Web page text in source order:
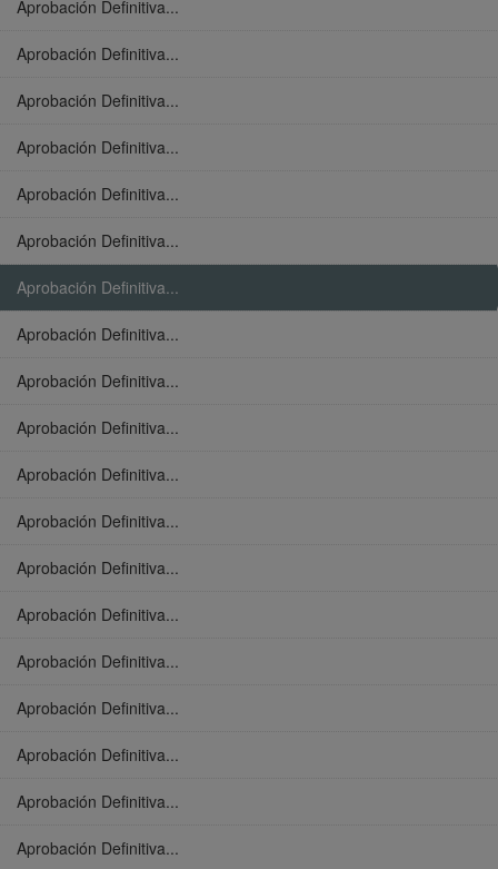
Aprobación Definitiva...
Aprobación Definitiva...
Aprobación Definitiva...
Aprobación Definitiva...
Aprobación Definitiva...
Aprobación Definitiva...
Aprobación Definitiva...
Aprobación Definitiva...
Aprobación Definitiva...
Aprobación Definitiva...
Aprobación Definitiva...
Aprobación Definitiva...
Aprobación Definitiva...
Aprobación Definitiva...
Aprobación Definitiva...
Aprobación Definitiva...
Aprobación Definitiva...
Aprobación Definitiva...
Aprobación Definitiva...